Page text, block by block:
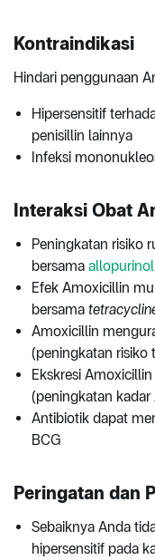
Kontraindikasi
Hindari penggunaan
Hipersensitif
penisillin lainnya
Infeksi
Interaksi Obat
Peningkatan risiko
bersama allopurinol
Efek Amoxicillin
bersama
Amoxicillin
(peningkatan risiko
Ekskresi
(peningkatan
Antibiotik dapat
BCG
Peringatan dan
Sebaiknya Anda
hipersensitif pada